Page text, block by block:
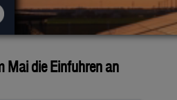
Mai die Einfuhren an